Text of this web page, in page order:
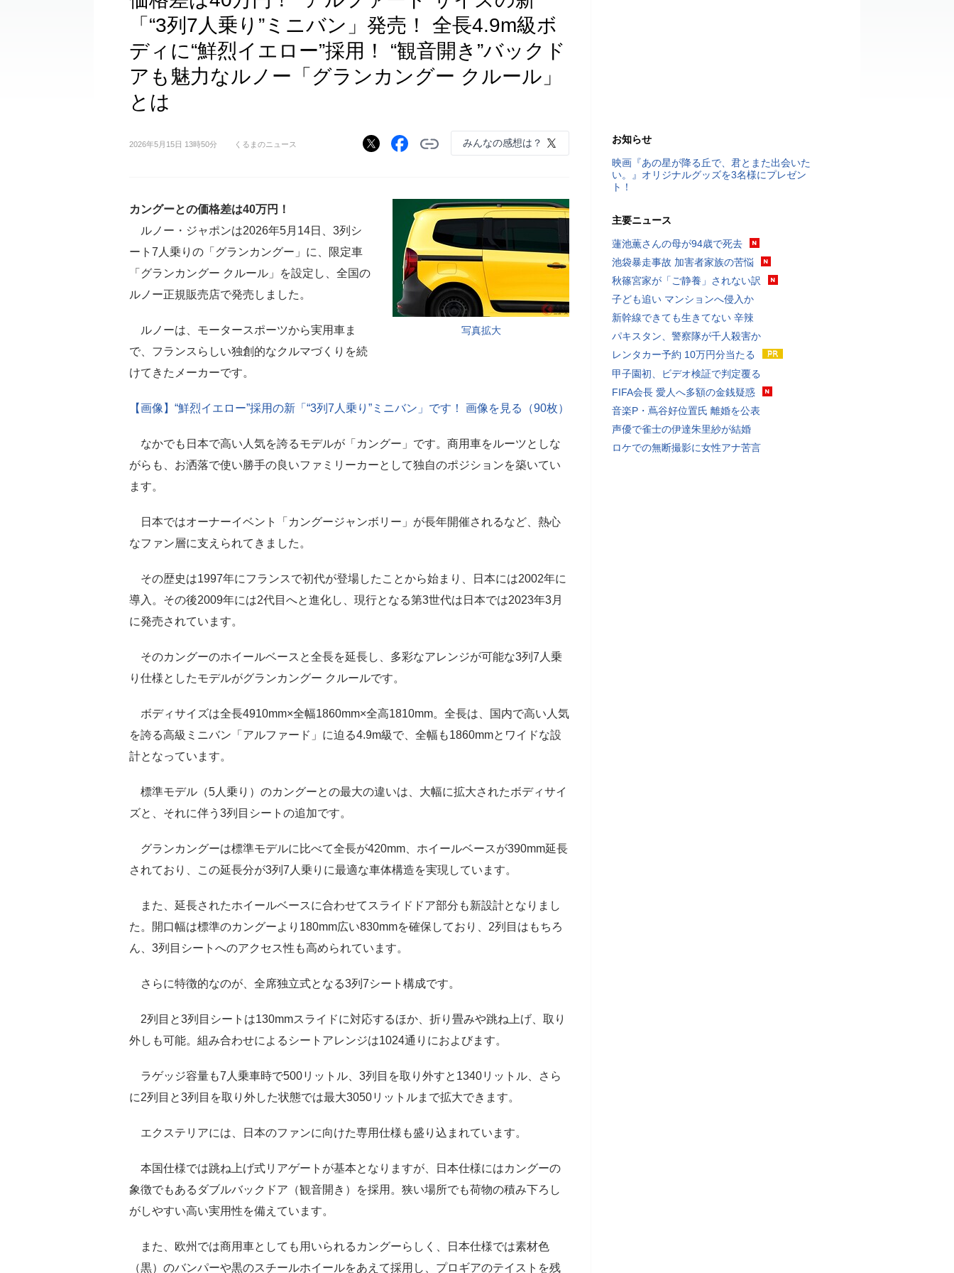
「“3列7人乗り”ミニバン」発売！ 全長4.9m級ボ
ディに“鮮烈イエロー”採用！ “観音開き”バックド
アも魅力なルノー「グランカングー クルール」
とは
2026年5月15日 13時50分 くるまのニュース みんなの感想は？
写真拡大
カングーとの価格差は40万円！
ルノー・ジャポンは2026年5月14日、3列シ
ート7人乗りの「グランカングー」に、限定車
「グランカングー クルール」を設定し、全国の
ルノー正規販売店で発売しました。
ルノーは、モータースポーツから実用車ま
で、フランスらしい独創的なクルマづくりを続
けてきたメーカーです。
【画像】“鮮烈イエロー”採用の新「“3列7人乗り”ミニバン」です！ 画像を見る（90枚）
なかでも日本で高い人気を誇るモデルが「カングー」です。商用車をルーツとしな
がらも、お洒落で使い勝手の良いファミリーカーとして独自のポジションを築いてい
ます。
日本ではオーナーイベント「カングージャンボリー」が長年開催されるなど、熱心
なファン層に支えられてきました。
その歴史は1997年にフランスで初代が登場したことから始まり、日本には2002年に
導入。その後2009年には2代目へと進化し、現行となる第3世代は日本では2023年3月
に発売されています。
そのカングーのホイールベースと全長を延長し、多彩なアレンジが可能な3列7人乗
り仕様としたモデルがグランカングー クルールです。
ボディサイズは全長4910mm×全幅1860mm×全高1810mm。全長は、国内で高い人気
を誇る高級ミニバン「アルファード」に迫る4.9m級で、全幅も1860mmとワイドな設
計となっています。
標準モデル（5人乗り）のカングーとの最大の違いは、大幅に拡大されたボディサイ
ズと、それに伴う3列目シートの追加です。
グランカングーは標準モデルに比べて全長が420mm、ホイールベースが390mm延長
されており、この延長分が3列7人乗りに最適な車体構造を実現しています。
また、延長されたホイールベースに合わせてスライドドア部分も新設計となりまし
た。開口幅は標準のカングーより180mm広い830mmを確保しており、2列目はもちろ
ん、3列目シートへのアクセス性も高められています。
さらに特徴的なのが、全席独立式となる3列7シート構成です。
2列目と3列目シートは130mmスライドに対応するほか、折り畳みや跳ね上げ、取り
外しも可能。組み合わせによるシートアレンジは1024通りにおよびます。
ラゲッジ容量も7人乗車時で500リットル、3列目を取り外すと1340リットル、さら
に2列目と3列目を取り外した状態では最大3050リットルまで拡大できます。
エクステリアには、日本のファンに向けた専用仕様も盛り込まれています。
本国仕様では跳ね上げ式リアゲートが基本となりますが、日本仕様にはカングーの
象徴でもあるダブルバックドア（観音開き）を採用。狭い場所でも荷物の積み下ろし
がしやすい高い実用性を備えています。
また、欧州では商用車としても用いられるカングーらしく、日本仕様では素材色
（黒）のバンパーや黒のスチールホイールをあえて採用し、プロギアのテイストを残
お知らせ
映画『あの星が降る丘で、君とまた出会いた
い。』オリジナルグッズを3名様にプレゼン
ト！
主要ニュース
蓮池薫さんの母が94歳で死去
池袋暴走事故 加害者家族の苦悩
秋篠宮家が「ご静養」されない訳
子ども追い マンションへ侵入か
新幹線できても生きてない 辛辣
パキスタン、警察隊が千人殺害か
レンタカー予約 10万円分当たる
甲子園初、ビデオ検証で判定覆る
FIFA会長 愛人へ多額の金銭疑惑
音楽P・蔦谷好位置氏 離婚を公表
声優で雀士の伊達朱里紗が結婚
ロケでの無断撮影に女性アナ苦言